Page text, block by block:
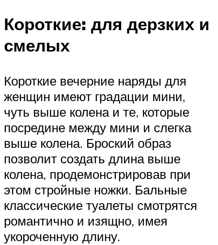
Короткие: для дерзких и
смелых
Короткие вечерние наряды для
женщин имеют градации мини,
чуть выше колена и те, которые
посредине между мини и слегка
выше колена. Броский образ
позволит создать длина выше
колена, продемонстрировав при
этом стройные ножки. Бальные
классические туалеты смотрятся
романтично и изящно, имея
укороченную длину.